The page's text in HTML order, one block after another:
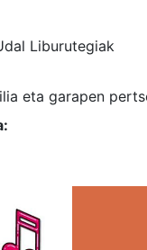
Liburutegiak
eta garapen